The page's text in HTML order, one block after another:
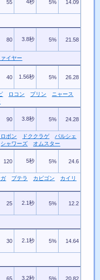
55 4秒 5% 14.09
80 3.8秒 5% 21.58
イヤー
40 1.56秒 5% 26.28
ロコン プリン
ニャース
90 3.8秒 5% 24.28
ボン ドククラゲ
パルシェ
シャワーズ オムスター
120 5秒 5% 24.6
プテラ カビゴン
カイリ
25 2.1秒 5% 12.2
30 2.1秒 5% 14.64
65 3.2秒 5% 20.82